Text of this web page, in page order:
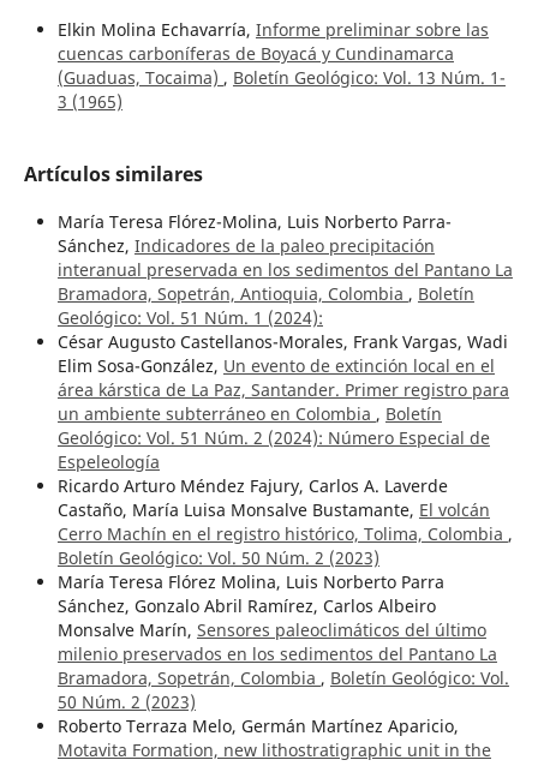
Elkin Molina Echavarría, Informe preliminar sobre las
cuencas carboníferas de Boyacá y Cundinamarca
(Guaduas, Tocaima) , Boletín Geológico: Vol. 13 Núm. 1-
3 (1965)
Artículos similares
María Teresa Flórez-Molina, Luis Norberto Parra-
Sánchez, Indicadores de la paleo precipitación
interanual preservada en los sedimentos del Pantano La
Bramadora, Sopetrán, Antioquia, Colombia , Boletín
Geológico: Vol. 51 Núm. 1 (2024):
César Augusto Castellanos-Morales, Frank Vargas, Wadi
Elim Sosa-González, Un evento de extinción local en el
área kárstica de La Paz, Santander. Primer registro para
un ambiente subterráneo en Colombia , Boletín
Geológico: Vol. 51 Núm. 2 (2024): Número Especial de
Espeleología
Ricardo Arturo Méndez Fajury, Carlos A. Laverde
Castaño, María Luisa Monsalve Bustamante, El volcán
Cerro Machín en el registro histórico, Tolima, Colombia ,
Boletín Geológico: Vol. 50 Núm. 2 (2023)
María Teresa Flórez Molina, Luis Norberto Parra
Sánchez, Gonzalo Abril Ramírez, Carlos Albeiro
Monsalve Marín, Sensores paleoclimáticos del último
milenio preservados en los sedimentos del Pantano La
Bramadora, Sopetrán, Colombia , Boletín Geológico: Vol.
50 Núm. 2 (2023)
Roberto Terraza Melo, Germán Martínez Aparicio,
Motavita Formation, new lithostratigraphic unit in the